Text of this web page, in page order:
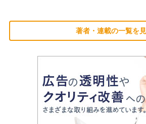
著者・連載の一覧を